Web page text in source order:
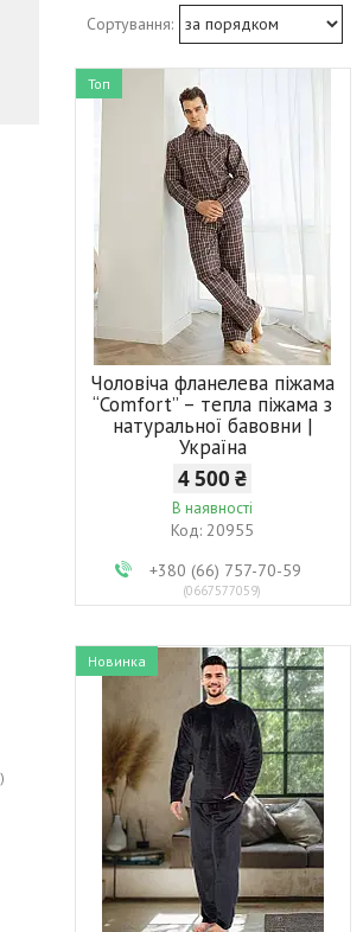
Топ
Чоловіча фланелева піжама
“Comfort” – тепла піжама з
натуральної бавовни |
Україна
4 500 ₴
В наявності
20955
+380 (66) 757-70-59
0667577059
Новинка